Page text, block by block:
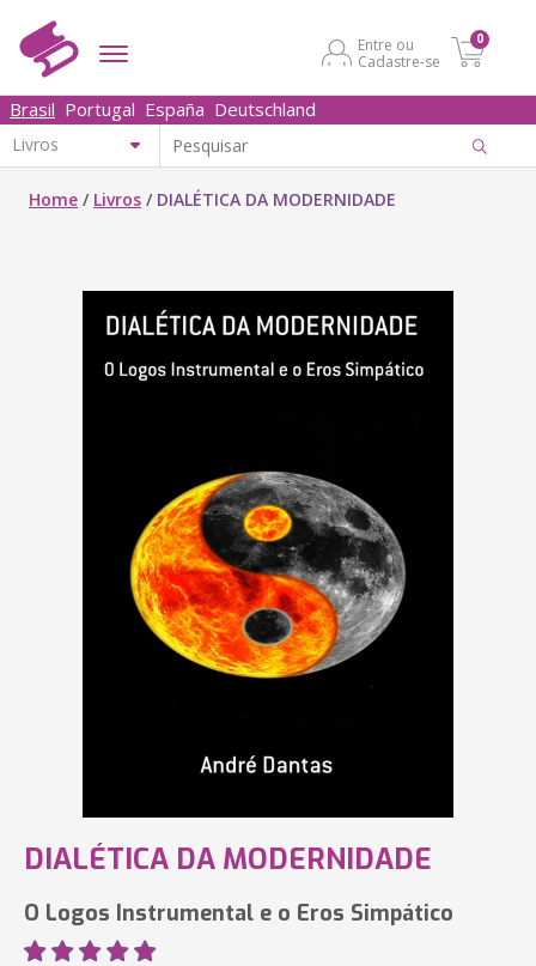
Entre ou
Cadastre-se
0
Brasil Portugal España Deutschland
Home / Livros / DIALÉTICA DA MODERNIDADE
DIALÉTICA DA MODERNIDADE
O Logos Instrumental e o Eros Simpático